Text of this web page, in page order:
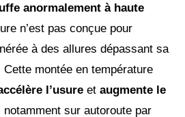
anormalement à haute
n’est pas conçue pour
à des allures dépassant sa
Cette montée en température
l’usure et augmente le
notamment sur autoroute par